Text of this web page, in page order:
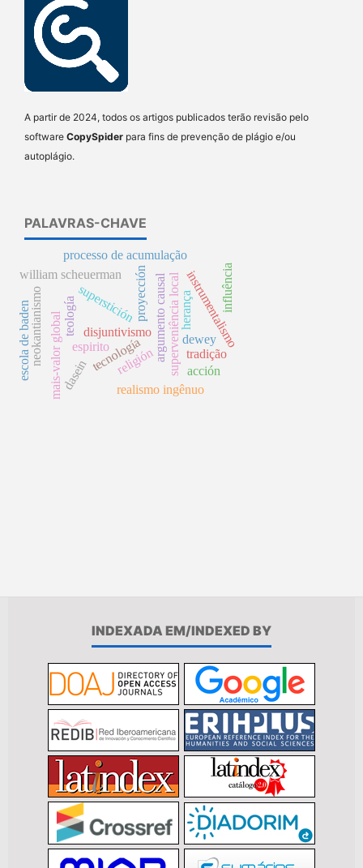
A partir de 2024, todos os artigos publicados terão revisão pelo
software CopySpider para fins de prevenção de plágio e/ou
autoplágio.
PALAVRAS-CHAVE
argumento causal
supersticiónproyección
processo de acumulação
mais-valor global superveniência local
disjuntivismo
religión
realismo ingênuo
tecnología
instrumentalismo
dewey
teología
espirito
influência
william scheuerman
neokantianismo
escola de baden dasein
herança
tradição
acción
INDEXADA EM/INDEXED BY